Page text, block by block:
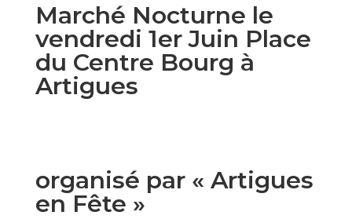
Marché Nocturne le
vendredi 1er Juin Place
du Centre Bourg à
Artigues
organisé par « Artigues
en Fête »